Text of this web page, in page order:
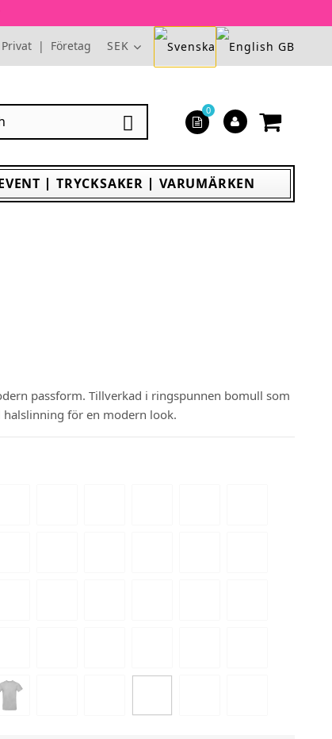
Privat | Företag SEK

0
TRYCKSAKER VARUMÄRKEN
passform. Tillverkad i ringspunnen bomull som
halslinning för en modern look.